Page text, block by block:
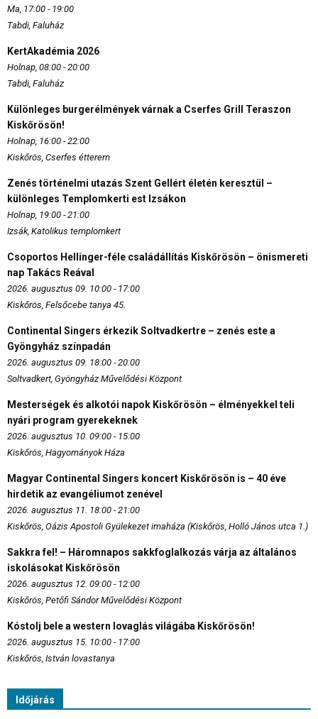
Ma, 17:00 - 19:00
Tabdi, Faluház
KertAkadémia 2026
Holnap, 08:00 - 20:00
Tabdi, Faluház
Különleges burgerélmények várnak a Cserfes Grill Teraszon
Kiskőrösön!
Holnap, 16:00 - 22:00
Kiskőrös, Cserfes étterem
Zenés történelmi utazás Szent Gellért életén keresztül –
különleges Templomkerti est Izsákon
Holnap, 19:00 - 21:00
Izsák, Katolikus templomkert
Csoportos Hellinger-féle családállítás Kiskőrösön – önismereti
nap Takács Reával
2026. augusztus 09. 10:00 - 17:00
Kiskőrös, Felsőcebe tanya 45.
Continental Singers érkezik Soltvadkertre – zenés este a
Gyöngyház színpadán
2026. augusztus 09. 18:00 - 20:00
Soltvadkert, Gyöngyház Művelődési Központ
Mesterségek és alkotói napok Kiskőrösön – élményekkel teli
nyári program gyerekeknek
2026. augusztus 10. 09:00 - 15:00
Kiskőrös, Hagyományok Háza
Magyar Continental Singers koncert Kiskőrösön is – 40 éve
hirdetik az evangéliumot zenével
2026. augusztus 11. 18:00 - 21:00
Kiskőrös, Oázis Apostoli Gyülekezet imaháza (Kiskőrös, Holló János utca 1.)
Sakkra fel! – Háromnapos sakkfoglalkozás várja az általános
iskolásokat Kiskőrösön
2026. augusztus 12. 09:00 - 12:00
Kiskőrös, Petőfi Sándor Művelődési Központ
Kóstolj bele a western lovaglás világába Kiskőrösön!
2026. augusztus 15. 10:00 - 17:00
Kiskőrös, István lovastanya
Időjárás